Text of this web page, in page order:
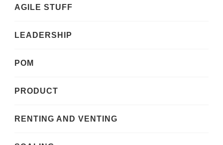
AGILE STUFF
LEADERSHIP
POM
PRODUCT
RENTING AND VENTING